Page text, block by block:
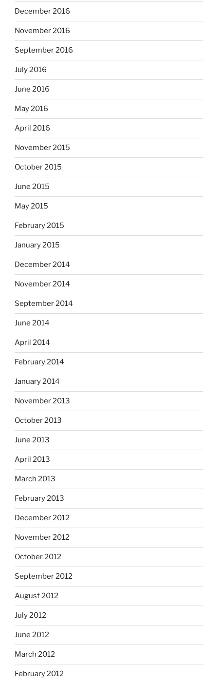
December 2016
November 2016
September 2016
July 2016
June 2016
May 2016
April 2016
November 2015
October 2015
June 2015
May 2015
February 2015
January 2015
December 2014
November 2014
September 2014
June 2014
April 2014
February 2014
January 2014
November 2013
October 2013
June 2013
April 2013
March 2013
February 2013
December 2012
November 2012
October 2012
September 2012
August 2012
July 2012
June 2012
March 2012
February 2012